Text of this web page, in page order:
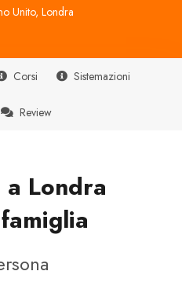
Unito, Londra
Corsi Sistemazioni
Review
Londra